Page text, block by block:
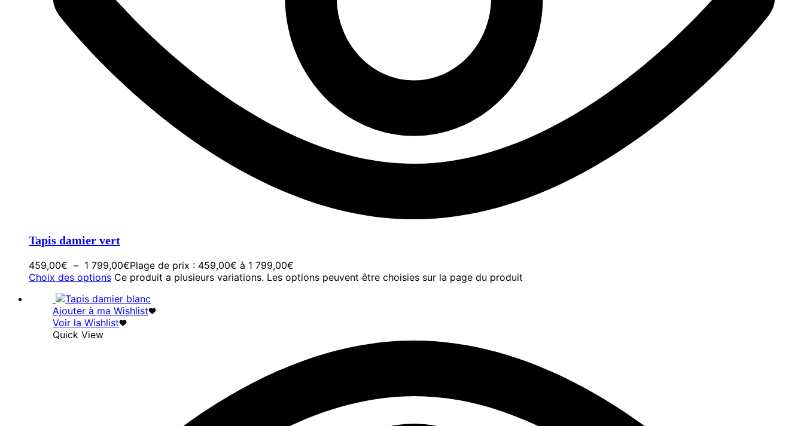
Tapis damier vert
459,00€ – 1 799,00€Plage de prix : 459,00€ à 1 799,00€
Choix des options Ce produit a plusieurs variations. Les options peuvent être choisies sur la page du produit
Ajouter à ma Wishlist
Voir la Wishlist
Quick View